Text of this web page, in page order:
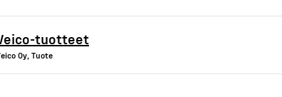
tuotteet
Oy, Tuote